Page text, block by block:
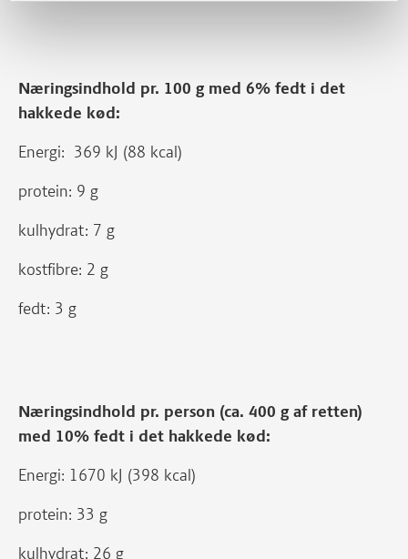
Næringsindhold pr. 100 g med 6% fedt i det
hakkede kød:
Energi: 369 kJ (88 kcal)
protein: 9 g
kulhydrat: 7 g
kostfibre: 2 g
fedt: 3 g
Næringsindhold pr. person (ca. 400 g af retten)
med 10% fedt i det hakkede kød:
Energi: 1670 kJ (398 kcal)
protein: 33 g
kulhydrat: 26 g